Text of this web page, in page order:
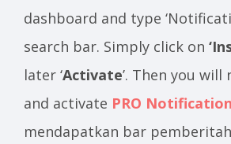
dashboard and type
search bar. Simply click on
later ‘Activate’. Then you
and activate PRO
mendapatkan bar